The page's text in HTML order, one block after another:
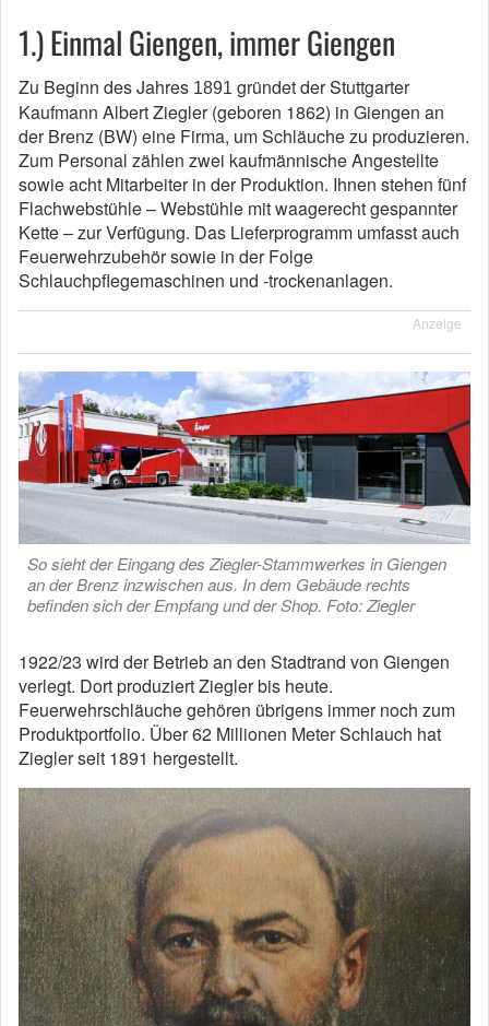
1.) Einmal Giengen, immer Giengen
Zu Beginn des Jahres 1891 gründet der Stuttgarter
Kaufmann Albert Ziegler (geboren 1862) in Giengen an
der Brenz (BW) eine Firma, um Schläuche zu produzieren.
Zum Personal zählen zwei kaufmännische Angestellte
sowie acht Mitarbeiter in der Produktion. Ihnen stehen fünf
Flachwebstühle – Webstühle mit waagerecht gespannter
Kette – zur Verfügung. Das Lieferprogramm umfasst auch
Feuerwehrzubehör sowie in der Folge
Schlauchpflegemaschinen und -trockenanlagen.
Anzeige
So sieht der Eingang des Ziegler-Stammwerkes in Giengen
an der Brenz inzwischen aus. In dem Gebäude rechts
befinden sich der Empfang und der Shop. Foto: Ziegler
1922/23 wird der Betrieb an den Stadtrand von Giengen
verlegt. Dort produziert Ziegler bis heute.
Feuerwehrschläuche gehören übrigens immer noch zum
Produktportfolio. Über 62 Millionen Meter Schlauch hat
Ziegler seit 1891 hergestellt.